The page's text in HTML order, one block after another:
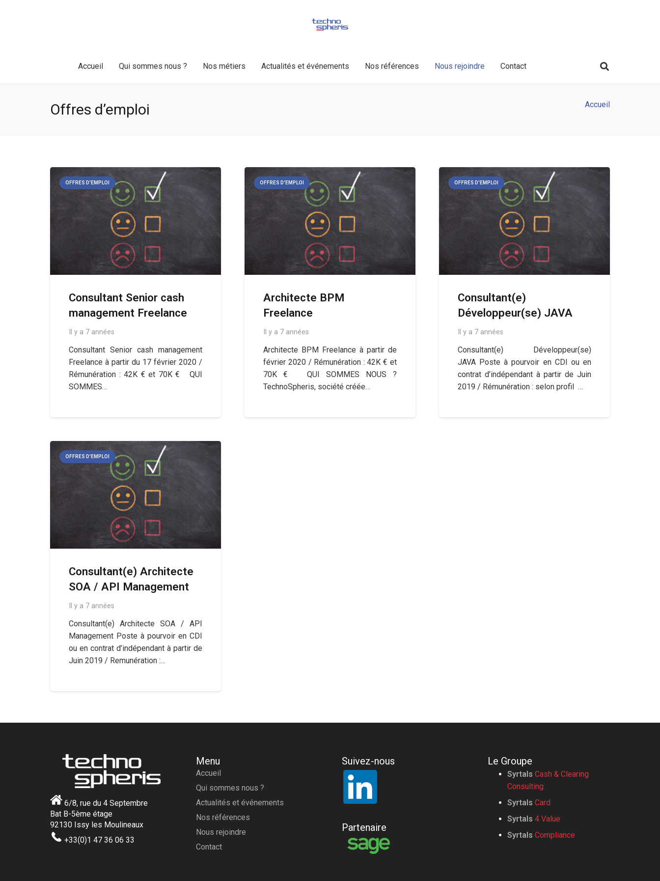
Accueil Qui sommes nous ? Nos métiers Actualités et événements Nos références Nous rejoindre Contact
Offres d’emploi Accueil
OFFRES D'EMPLOI
Consultant Senior cash
management Freelance
Il y a 7 années
Consultant Senior cash management
Freelance à partir du 17 février 2020 /
Rémunération : 42K € et 70K € QUI
SOMMES…
OFFRES D'EMPLOI
Architecte BPM
Freelance
Il y a 7 années
Architecte BPM Freelance à partir de
février 2020 / Rémunération : 42K € et
70K € QUI SOMMES NOUS ?
TechnoSpheris, société créée…
OFFRES D'EMPLOI
Consultant(e)
Développeur(se) JAVA
Il y a 7 années
Consultant(e) Développeur(se)
JAVA Poste à pourvoir en CDI ou en
contrat d’indépendant à partir de Juin
2019 / Rémunération : selon profil …
OFFRES D'EMPLOI
Consultant(e) Architecte
SOA / API Management
Il y a 7 années
Consultant(e) Architecte SOA / API
Management Poste à pourvoir en CDI
ou en contrat d’indépendant à partir de
Juin 2019 / Remunération :…
6/8, rue du 4 Septembre
Bat B-5ème étage
92130 Issy les Moulineaux
+33(0)1 47 36 06 33
Menu
Accueil
Qui sommes nous ?
Actualités et événements
Nos références
Nous rejoindre
Contact
Suivez-nous
Partenaire
Le Groupe
Syrtals Cash & Clearing
Consulting
Syrtals Card
Syrtals 4 Value
Syrtals Compliance